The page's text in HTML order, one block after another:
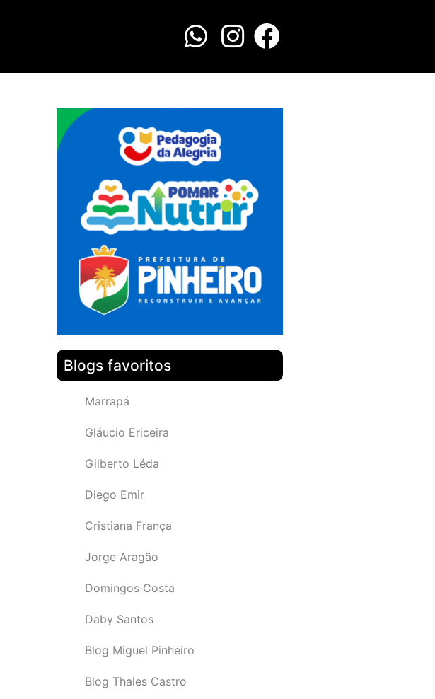
Blogs favoritos
Marrapá
Gláucio Ericeira
Gilberto Léda
Diego Emir
Cristiana França
Jorge Aragão
Domingos Costa
Daby Santos
Blog Miguel Pinheiro
Blog Thales Castro